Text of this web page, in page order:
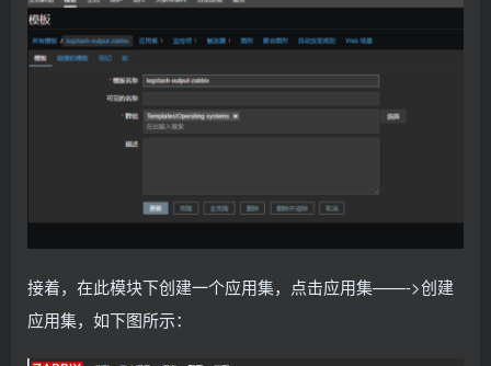
接着，在此模块下创建一个应用集，点击应用集——->创建
应用集，如下图所示：